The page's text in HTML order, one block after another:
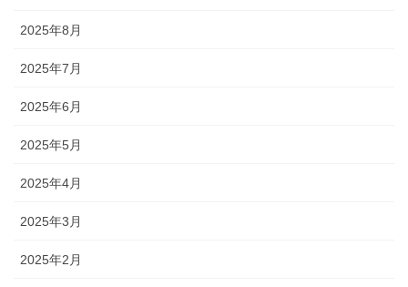
2025年8月
2025年7月
2025年6月
2025年5月
2025年4月
2025年3月
2025年2月